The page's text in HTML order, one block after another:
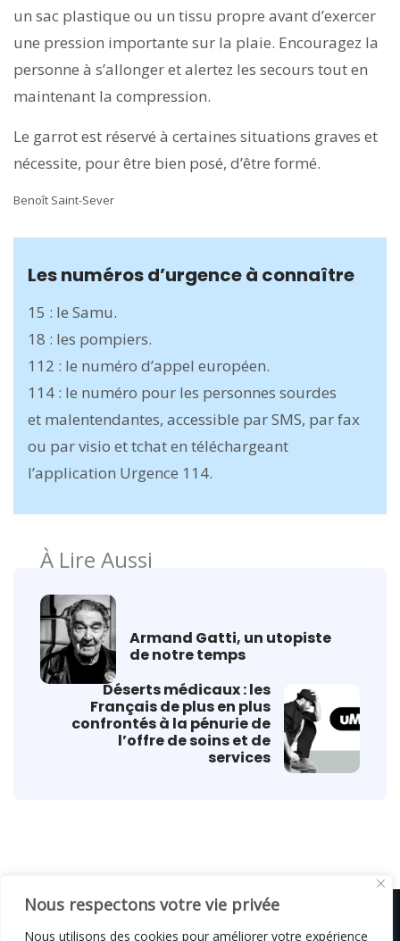
Nous respectons votre vie privée
Nous utilisons des cookies pour améliorer votre expérience
un sac plastique ou un tissu propre avant d’exercer
une pression importante sur la plaie. Encouragez la
personne à s’allonger et alertez les secours tout en
maintenant la compression.
Le garrot est réservé à certaines situations graves et
nécessite, pour être bien posé, d’être formé.
Benoît Saint-Sever
Les numéros d’urgence à connaître
15 : le Samu.
18 : les pompiers.
112 : le numéro d’appel européen.
114 : le numéro pour les personnes sourdes
et malentendantes, accessible par SMS, par fax
ou par visio et tchat en téléchargeant
l’application Urgence 114.
À Lire Aussi
Armand Gatti, un utopiste
de notre temps
Déserts médicaux : les
Français de plus en plus
confrontés à la pénurie de
l’offre de soins et de
services